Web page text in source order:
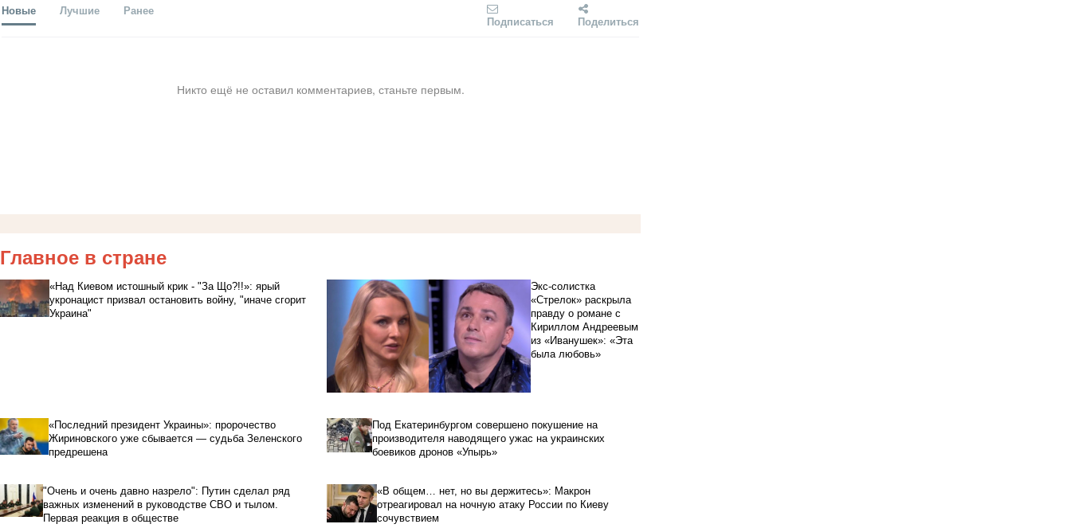
Новые Лучшие Ранее
Подписаться Поделиться
Никто ещё не оставил комментариев, станьте первым.
Главное в стране
«Над Киевом истошный крик - "За Що?!!»: ярый
укронацист призвал остановить войну, "иначе сгорит
Украина"
Экс-солистка
«Стрелок» раскрыла
правду о романе с
Кириллом Андреевым
из «Иванушек»: «Эта
была любовь»
«Последний президент Украины»: пророчество
Жириновского уже сбывается — судьба Зеленского
предрешена
Под Екатеринбургом совершено покушение на
производителя наводящего ужас на украинских
боевиков дронов «Упырь»
"Очень и очень давно назрело": Путин сделал ряд
важных изменений в руководстве СВО и тылом.
Первая реакция в обществе
«В общем… нет, но вы держитесь»: Макрон
отреагировал на ночную атаку России по Киеву
сочувствием